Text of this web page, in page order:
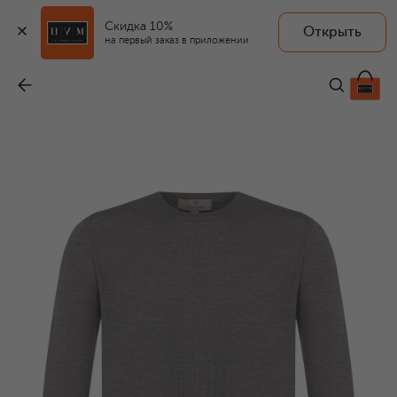
Скидка 10%
на первый заказ в приложении
Открыть
33 600 ₽